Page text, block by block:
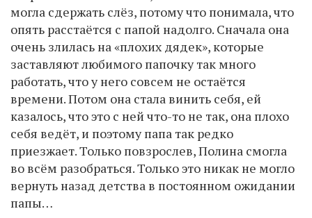
могла сдержать слёз, потому что понимала, что
опять расстаётся с папой надолго. Сначала она
очень злилась на «плохих дядек», которые
заставляют любимого папочку так много
работать, что у него совсем не остаётся
времени. Потом она стала винить себя, ей
казалось, что это с ней что-то не так, она плохо
себя ведёт, и поэтому папа так редко
приезжает. Только повзрослев, Полина смогла
во всём разобраться. Только это никак не могло
вернуть назад детства в постоянном ожидании
папы…